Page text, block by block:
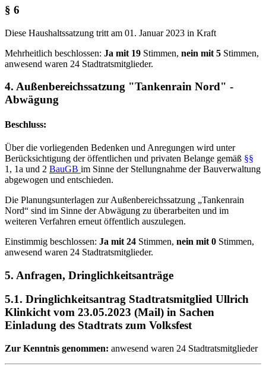
§ 6
Diese Haushaltssatzung tritt am 01. Januar 2023 in Kraft
Mehrheitlich beschlossen: Ja mit 19 Stimmen, nein mit 5 Stimmen,
anwesend waren 24 Stadtratsmitglieder.
4. Außenbereichssatzung "Tankenrain Nord" -
Abwägung
Beschluss:
Über die vorliegenden Bedenken und Anregungen wird unter
Berücksichtigung der öffentlichen und privaten Belange gemäß §§
1, 1a und 2 BauGB im Sinne der Stellungnahme der Bauverwaltung
abgewogen und entschieden.
Die Planungsunterlagen zur Außenbereichssatzung „Tankenrain
Nord“ sind im Sinne der Abwägung zu überarbeiten und im
weiteren Verfahren erneut öffentlich auszulegen.
Einstimmig beschlossen: Ja mit 24 Stimmen, nein mit 0 Stimmen,
anwesend waren 24 Stadtratsmitglieder.
5. Anfragen, Dringlichkeitsanträge
5.1. Dringlichkeitsantrag Stadtratsmitglied Ullrich
Klinkicht vom 23.05.2023 (Mail) in Sachen
Einladung des Stadtrats zum Volksfest
Zur Kenntnis genommen: anwesend waren 24 Stadtratsmitglieder